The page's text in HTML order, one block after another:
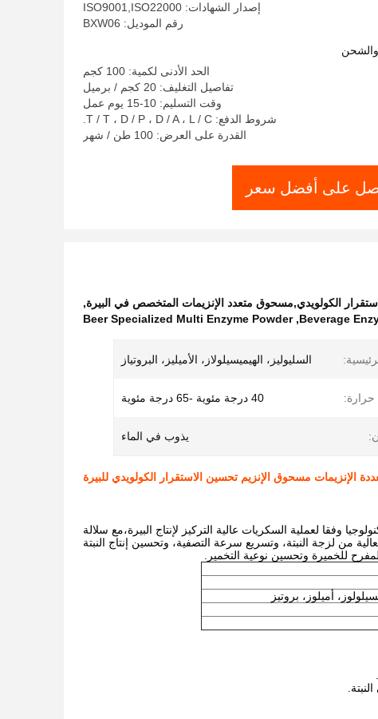
إصدار الشهادات: ISO9001,ISO22000
رقم الموديل: BXW06
الحد الأدنى لكمية: 100 كجم
تفاصيل التغليف: 20 كجم / برميل
وقت التسليم: 10-15 يوم عمل
شروط الدفع: T / T ، D / P ، D / A ، L / C.
القدرة على العرض: 100 طن / شهر
على أفضل سعر
الكولويدي,مسحوق متعدد الإنزيمات المتخصص في البيرة,
Beverage
,
Beer Specialized Multi Enzyme Powder
السليوليز، الهيميسيلولاز، الأميليز، البروتياز
40 درجة مئوية -65 درجة مئوية
يذوب في الماء
الإنزيمات مسحوق الإنزيم تحسين الاستقرار الكولويدي للبيرة
وفقا لعملية السكريات عالية التركيز لإنتاج البيرة،مع سلالة
من لزجة النبتة، وتسريع سرعة التصفية، وتحسين إنتاج النبتة
أميلوز، بروتيز